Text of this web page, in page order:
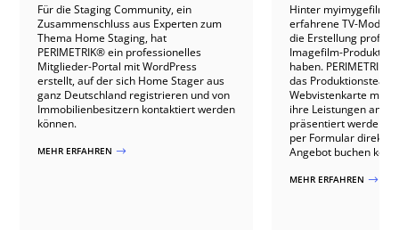
Für die Staging Community, ein
Zusammenschluss aus Experten zum
Thema Home Staging, hat
PERIMETRIK® ein professionelles
Mitglieder-Portal mit WordPress
erstellt, auf der sich Home Stager aus
ganz Deutschland registrieren und von
Immobilienbesitzern kontaktiert werden
können.
MEHR ERFAHREN $
Hinter
erfahrene TV-
die Erstellung
Imagefilm-
haben.
das
Webvistenkarte mit
ihre Leistungen
präsentiert werden
per Formular direkt
Angebot buchen
MEHR ERFAHREN $